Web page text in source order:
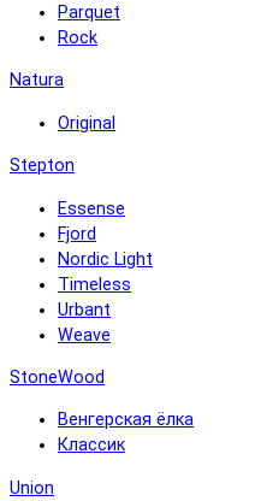
Parquet
Rock
Natura
Original
Stepton
Essense
Fjord
Nordic Light
Timeless
Urbant
Weave
StoneWood
Венгерская ёлка
Классик
Union